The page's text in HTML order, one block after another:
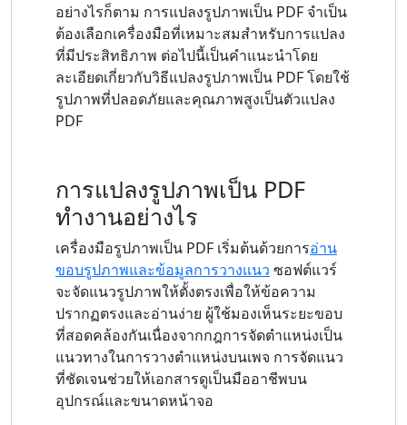
อย่างไรก็ตาม การแปลงรูปภาพเป็น PDF จำเป็น
ต้องเลือกเครื่องมือที่เหมาะสมสำหรับการแปลง
ที่มีประสิทธิภาพ ต่อไปนี้เป็นคำแนะนำโดย
ละเอียดเกี่ยวกับวิธีแปลงรูปภาพเป็น PDF โดยใช้
รูปภาพที่ปลอดภัยและคุณภาพสูงเป็นตัวแปลง
PDF
การแปลงรูปภาพเป็น PDF
ทำงานอย่างไร
เครื่องมือรูปภาพเป็น PDF เริ่มต้นด้วยการอ่าน
ขอบรูปภาพและข้อมูลการวางแนว ซอฟต์แวร์
จะจัดแนวรูปภาพให้ตั้งตรงเพื่อให้ข้อความ
ปรากฏตรงและอ่านง่าย ผู้ใช้มองเห็นระยะขอบ
ที่สอดคล้องกันเนื่องจากกฎการจัดตำแหน่งเป็น
แนวทางในการวางตำแหน่งบนเพจ การจัดแนว
ที่ชัดเจนช่วยให้เอกสารดูเป็นมืออาชีพบน
อุปกรณ์และขนาดหน้าจอ